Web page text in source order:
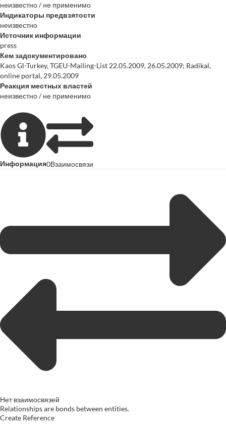
неизвестно / не применимо
Индикаторы предвзятости
неизвестно
Источник информации
press
Кем задокументировано
Kaos Gl-Turkey, TGEU-Mailing-List 22.05.2009, 26.05.2009; Radikal,
online portal, 29.05.2009
Реакция местных властей
неизвестно / не применимо
Информация0Взаимосвязи
Нет взаимосвязей
Relationships are bonds between entities.
Create Reference